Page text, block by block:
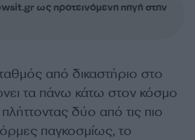
ως προτεινόμενη πηγή στην
από δικαστήριο στο
τα πάνω κάτω στον κόσμο
πλήττοντας δύο από τις πιο
παγκοσμίως, το